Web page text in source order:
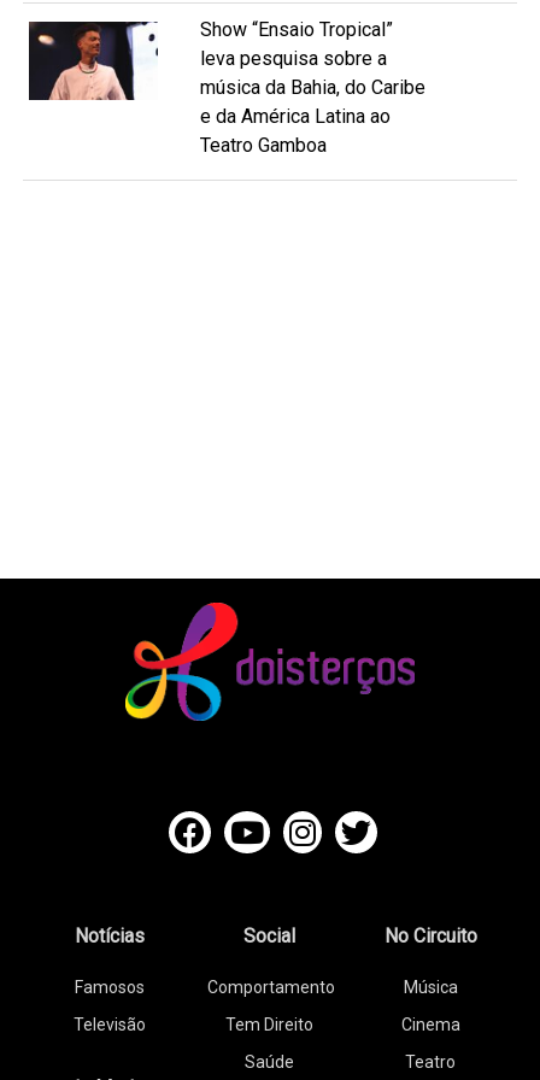
Show “Ensaio Tropical”
leva pesquisa sobre a
música da Bahia, do Caribe
e da América Latina ao
Teatro Gamboa
Notícias
Famosos
Televisão
Social
Comportamento
Tem Direito
Saúde
No Circuito
Música
Cinema
Teatro